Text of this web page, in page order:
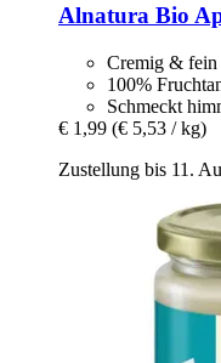
Alnatura Bio
Cremig & fein
100%
Schmeckt
€ 1,99 (€ 5,53 / kg)
Zustellung bis 11.